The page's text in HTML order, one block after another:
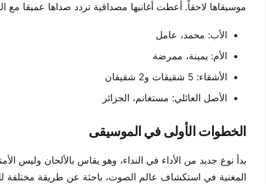
موسيقاها لاحقاً. أعطت أغانيها مصداقية تردد صداها عميقا مع
الأب: محمد، عامل
الأم: يمينة، ممرضة
الأشقاء: 5 شقيقات و2 شقيقان
الأصل العائلي: مستغانم، الجزائر
الخطوات الأولى في الموسيقى
بدأ نوع جديد من الأداء في النداء، وهو يقاس بالألحان وليس
المغنية في استكشاف عالم الصوت، باحثة عن طريقة مختلفة